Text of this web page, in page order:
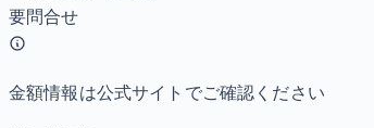
要問合せ
金額情報は公式サイトでご確認ください